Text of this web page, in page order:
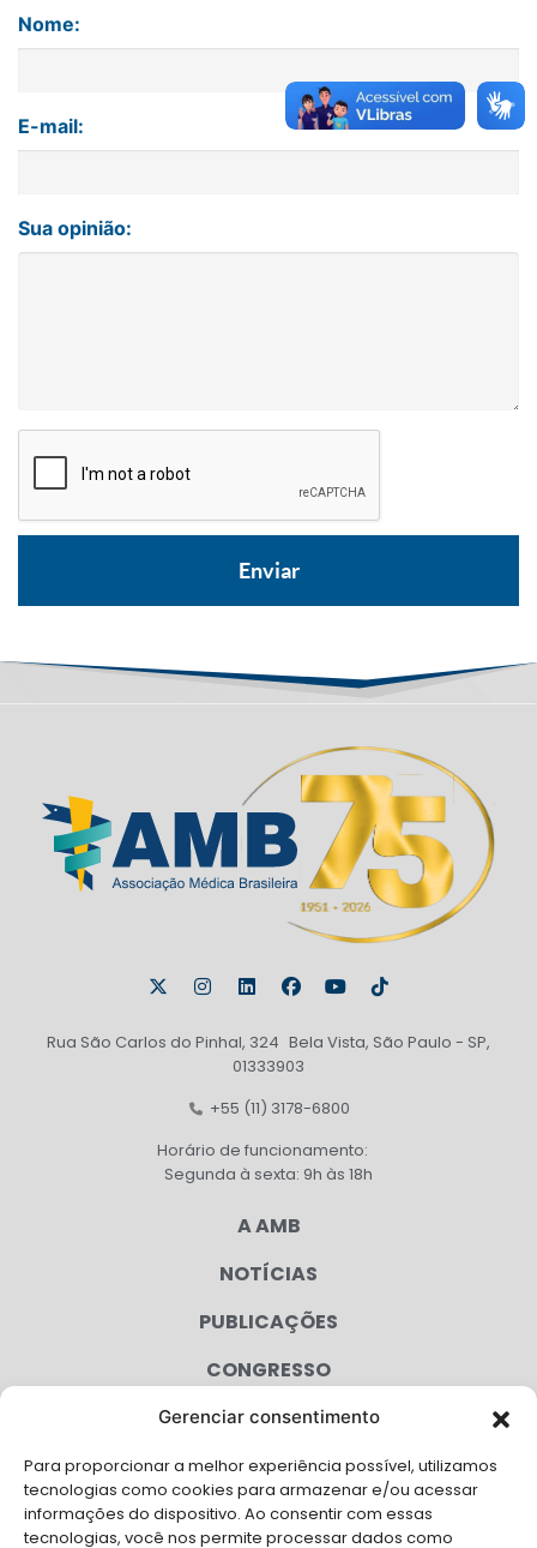
Gerenciar consentimento
Para proporcionar a melhor experiência possível, utilizamos
tecnologias como cookies para armazenar e/ou acessar
informações do dispositivo. Ao consentir com essas
tecnologias, você nos permite processar dados como
Nome:
E-mail:
Sua opinião:
Rua São Carlos do Pinhal, 324 Bela Vista, São Paulo - SP,
01333903
+55 (11) 3178-6800
Horário de funcionamento:
Segunda à sexta: 9h às 18h
A AMB
NOTÍCIAS
PUBLICAÇÕES
CONGRESSO
AGENDA
CAMPANHAS
SERVIÇOS